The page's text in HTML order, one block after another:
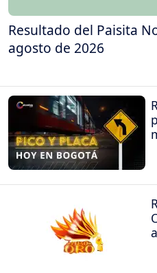
Resultado del Paisita
agosto de 2026